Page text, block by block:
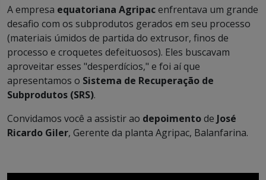
A empresa equatoriana Agripacenfrentava um grande
desafio com os subprodutos gerados em seu processo
(materiais úmidos de partida do extrusor, finos de
processo e croquetes defeituosos). Eles buscavam
aproveitar esses "desperdícios," e foi aí que
apresentamos o Sistema de Recuperação de
Subprodutos (SRS).
Convidamos você a assistir ao depoimentode José
Ricardo Giler, Gerente da planta Agripac, Balanfarina.